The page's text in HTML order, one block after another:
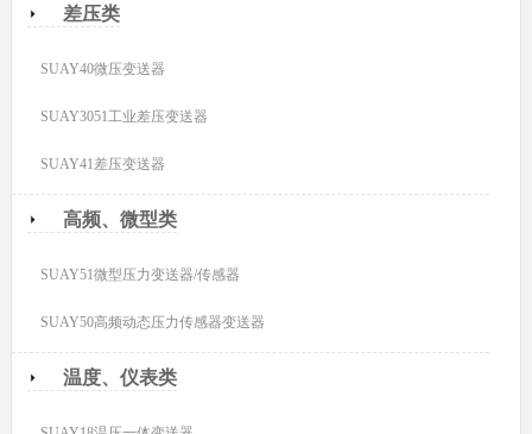
差压类
SUAY40微压变送器
SUAY3051工业差压变送器
SUAY41差压变送器
高频、微型类
SUAY51微型压力变送器/传感器
SUAY50高频动态压力传感器变送器
温度、仪表类